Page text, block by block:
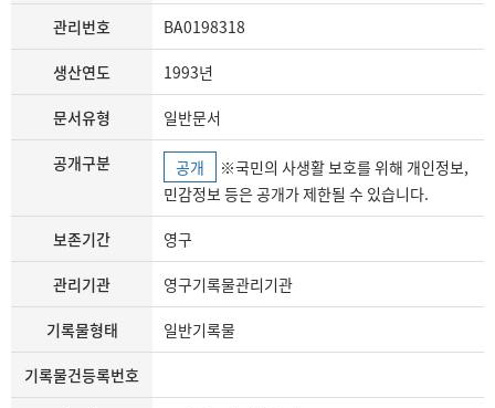
관리번호 BA0198318
생산연도 1993년
문서유형 일반문서
공개구분 공개
민감정보 등은 공개가 제한될 수 있습니다.
보존기간 영구
관리기관 영구기록물관리기관
기록물형태 일반기록물
기록물건등록번호